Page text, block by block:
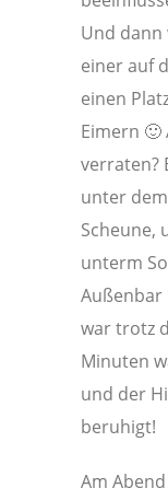
Und
einer auf
einen
Eimern 🙂
verraten?
unter
Scheune,
unterm
Außenbar
war trotz
Minuten
und der
beruhigt!
Am